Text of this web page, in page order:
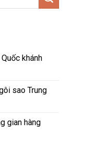
khánh
sao Trung
gian hàng